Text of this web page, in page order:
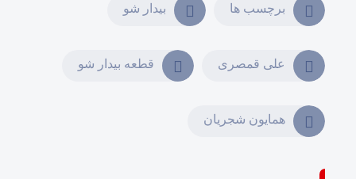
برچسب ها بیدار شو
علی قمصری قطعه بیدار شو
همایون شجریان